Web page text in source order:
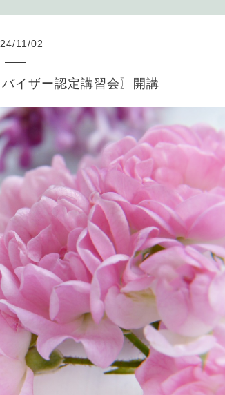
/11 /02
イザー認定講習会〗開講